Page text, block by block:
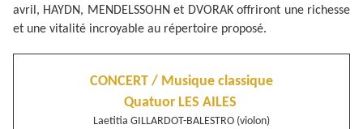
avril, HAYDN, MENDELSSOHN et DVORAK offriront une richesse
et une vitalité incroyable au répertoire proposé.
CONCERT / Musique classique
Quatuor LES AILES
Laetitia GILLARDOT-BALESTRO (violon)